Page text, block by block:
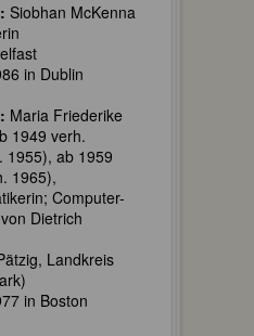
Siobhan McKenna
in Dublin
Maria Friederike
1949 verh.
1955), ab 1959
1965),
Computer-
Dietrich
Landkreis
in Boston